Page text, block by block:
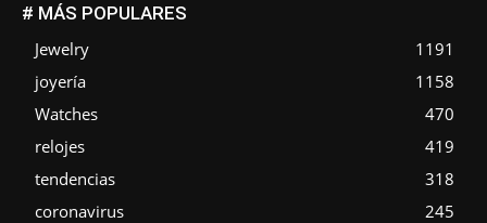
# MÁS POPULARES
Jewelry
1191
joyería
1158
Watches
470
relojes
419
tendencias
318
coronavirus
245